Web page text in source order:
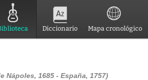
Diccionario Mapa cronológico
Nápoles, 1685 - España, 1757)